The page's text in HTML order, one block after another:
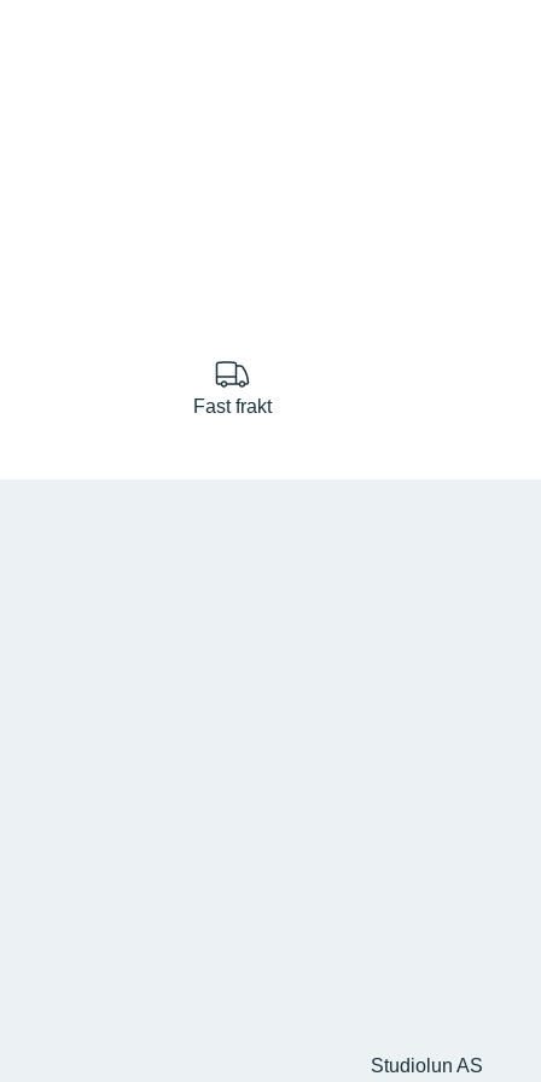
Fast frakt
Studiolun AS